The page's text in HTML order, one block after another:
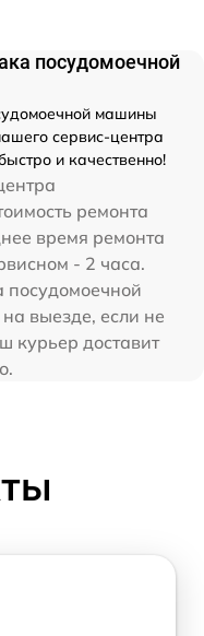
посудомоечной
машины
сервис-центра
и качественно!
ремонта
время ремонта
- 2 часа.
посудомоечной
выезде, если не
курьер доставит